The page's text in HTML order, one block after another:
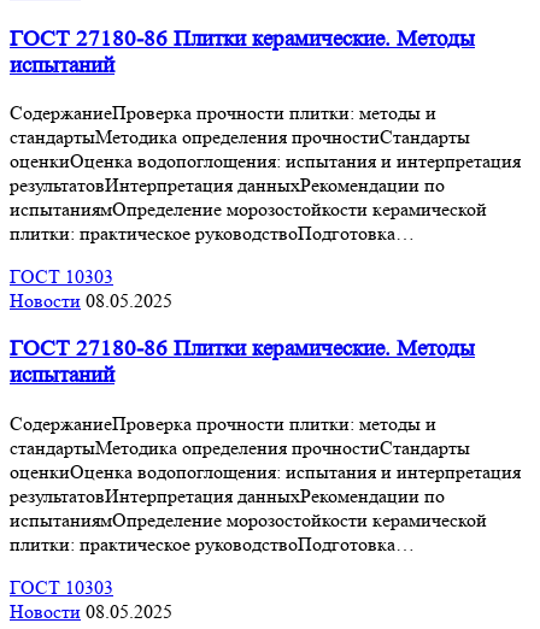
ГОСТ 27180-86 Плитки керамические. Методы
испытаний
СодержаниеПроверка прочности плитки: методы и
стандартыМетодика определения прочностиСтандарты
оценкиОценка водопоглощения: испытания и интерпретация
результатовИнтерпретация данныхРекомендации по
испытаниямОпределение морозостойкости керамической
плитки: практическое руководствоПодготовка…
ГОСТ 10303
Новости 08.05.2025
ГОСТ 27180-86 Плитки керамические. Методы
испытаний
СодержаниеПроверка прочности плитки: методы и
стандартыМетодика определения прочностиСтандарты
оценкиОценка водопоглощения: испытания и интерпретация
результатовИнтерпретация данныхРекомендации по
испытаниямОпределение морозостойкости керамической
плитки: практическое руководствоПодготовка…
ГОСТ 10303
Новости 08.05.2025